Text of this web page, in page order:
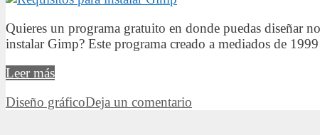
Quieres un programa gratuito en donde puedas diseñar
instalar Gimp? Este programa creado a mediados de
Leer más¿Sabes
son
Categorías
Diseño gráficoDeja un comentario